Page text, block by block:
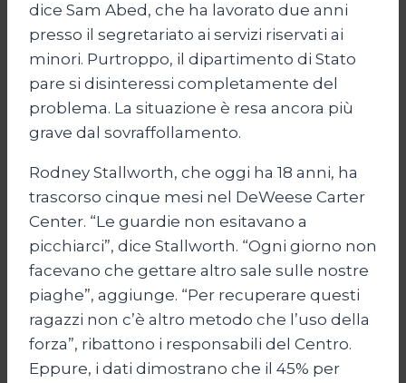
dice Sam Abed, che ha lavorato due anni
presso il segretariato ai servizi riservati ai
minori. Purtroppo, il dipartimento di Stato
pare si disinteressi completamente del
problema. La situazione è resa ancora più
grave dal sovraffollamento.
Rodney Stallworth, che oggi ha 18 anni, ha
trascorso cinque mesi nel DeWeese Carter
Center. “Le guardie non esitavano a
picchiarci”, dice Stallworth. “Ogni giorno non
facevano che gettare altro sale sulle nostre
piaghe”, aggiunge. “Per recuperare questi
ragazzi non c’è altro metodo che l’uso della
forza”, ribattono i responsabili del Centro.
Eppure, i dati dimostrano che il 45% per